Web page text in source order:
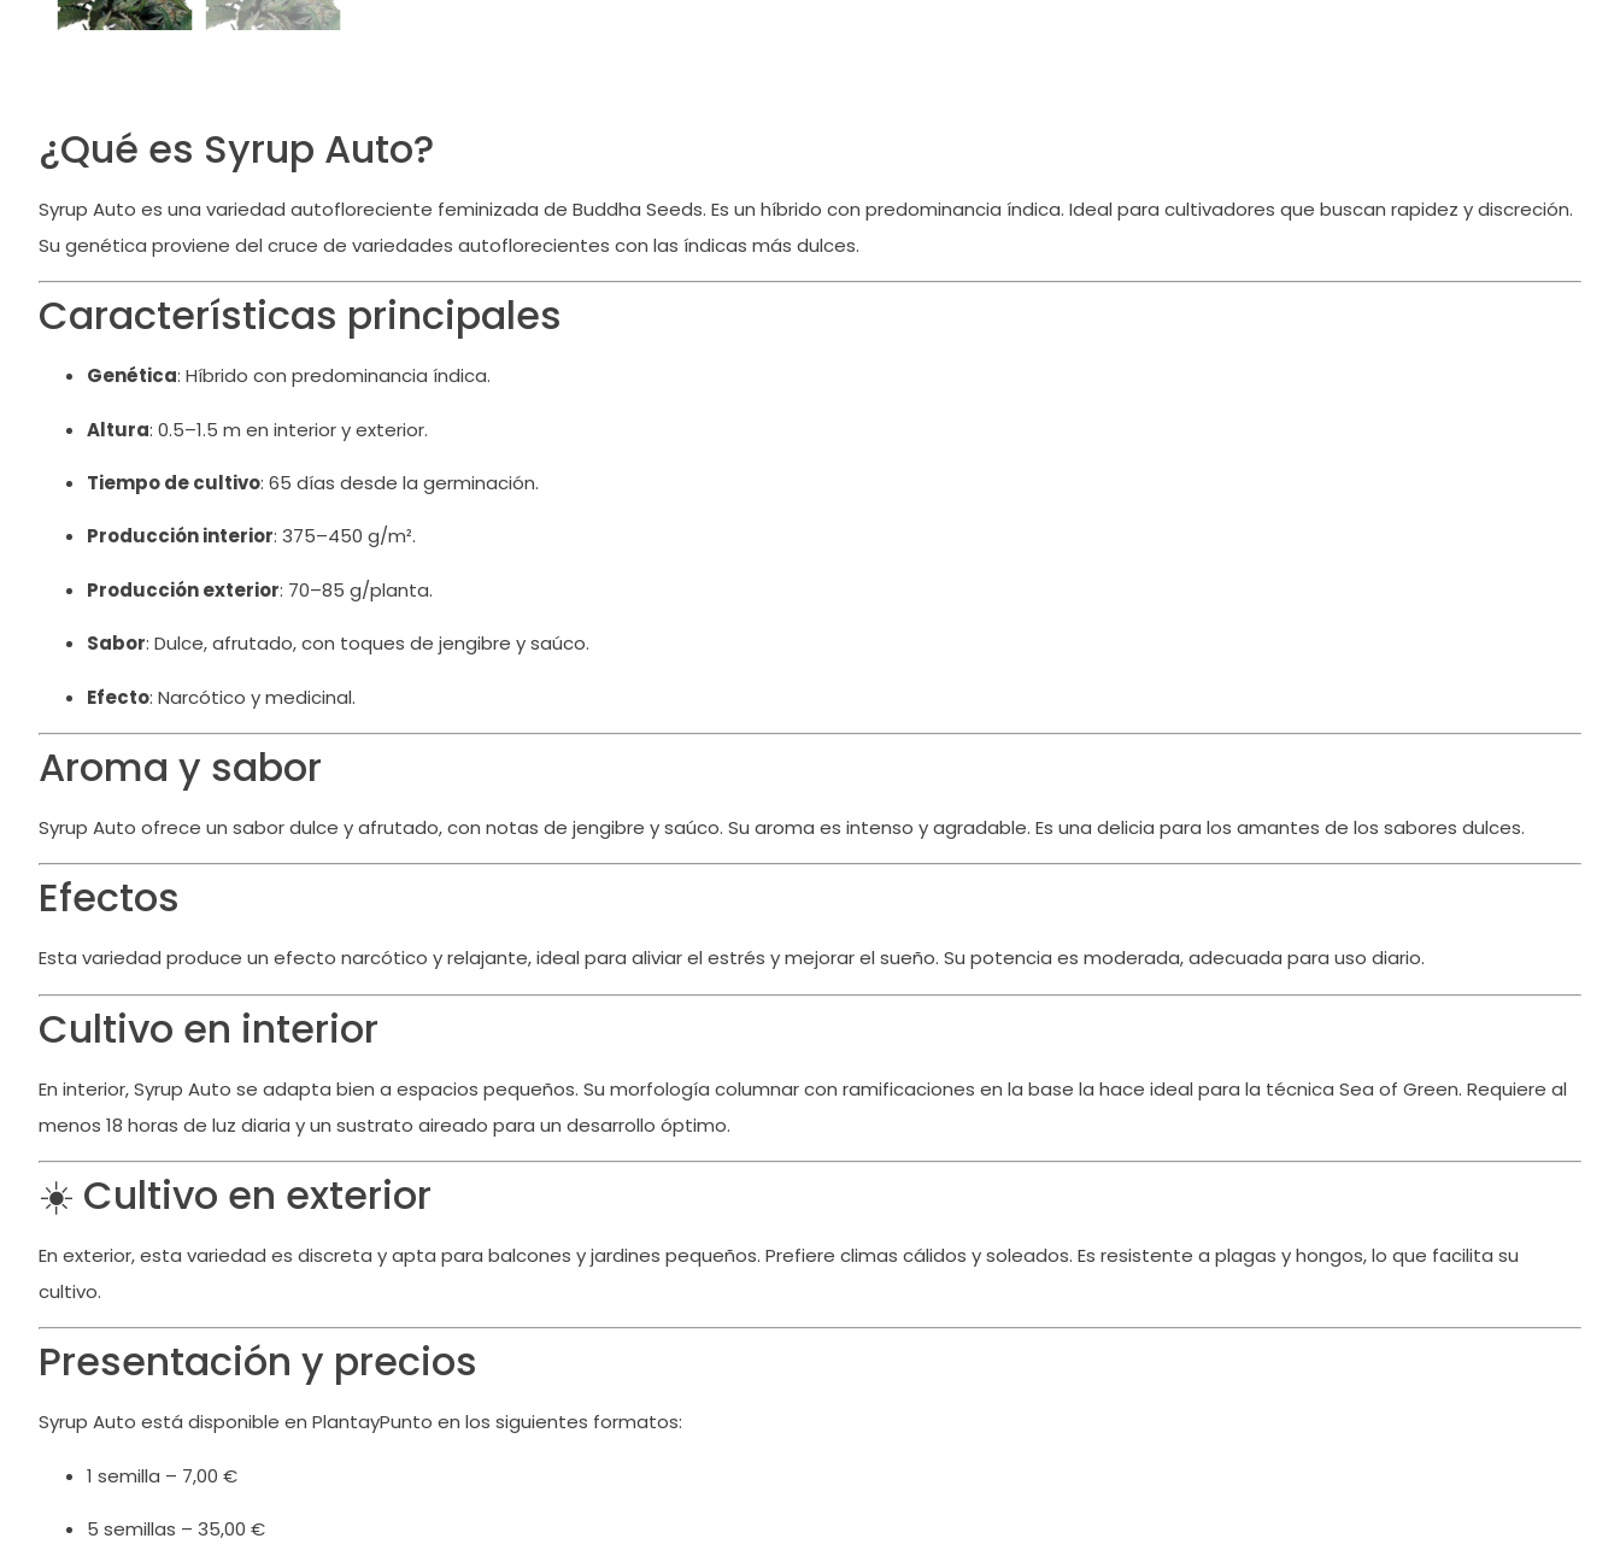
¿Qué es Syrup Auto?
Syrup Auto es una variedad autofloreciente feminizada de Buddha Seeds. Es un híbrido con predominancia índica. Ideal para cultivadores que buscan rapidez y discreción.
Su genética proviene del cruce de variedades autoflorecientes con las índicas más dulces.
Características principales
Genética: Híbrido con predominancia índica.
Altura: 0.5–1.5 m en interior y exterior.
Tiempo de cultivo: 65 días desde la germinación.
Producción interior: 375–450 g/m².
Producción exterior: 70–85 g/planta.
Sabor: Dulce, afrutado, con toques de jengibre y saúco.
Efecto: Narcótico y medicinal.
Aroma y sabor
Syrup Auto ofrece un sabor dulce y afrutado, con notas de jengibre y saúco. Su aroma es intenso y agradable. Es una delicia para los amantes de los sabores dulces.
Efectos
Esta variedad produce un efecto narcótico y relajante, ideal para aliviar el estrés y mejorar el sueño. Su potencia es moderada, adecuada para uso diario.
Cultivo en interior
En interior, Syrup Auto se adapta bien a espacios pequeños. Su morfología columnar con ramificaciones en la base la hace ideal para la técnica Sea of Green. Requiere al
menos 18 horas de luz diaria y un sustrato aireado para un desarrollo óptimo.
☀️ Cultivo en exterior
En exterior, esta variedad es discreta y apta para balcones y jardines pequeños. Prefiere climas cálidos y soleados. Es resistente a plagas y hongos, lo que facilita su
cultivo.
Presentación y precios
Syrup Auto está disponible en PlantayPunto en los siguientes formatos:
1 semilla – 7,00 €
5 semillas – 35,00 €